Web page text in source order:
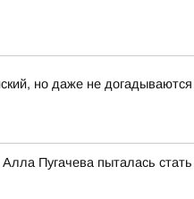
но даже не догадываются
Пугачева пыталась